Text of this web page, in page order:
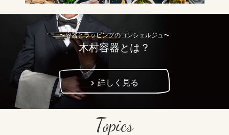
〜容器とラッピングのコンシェルジュ〜
木村容器とは？
詳しく見る
Topics